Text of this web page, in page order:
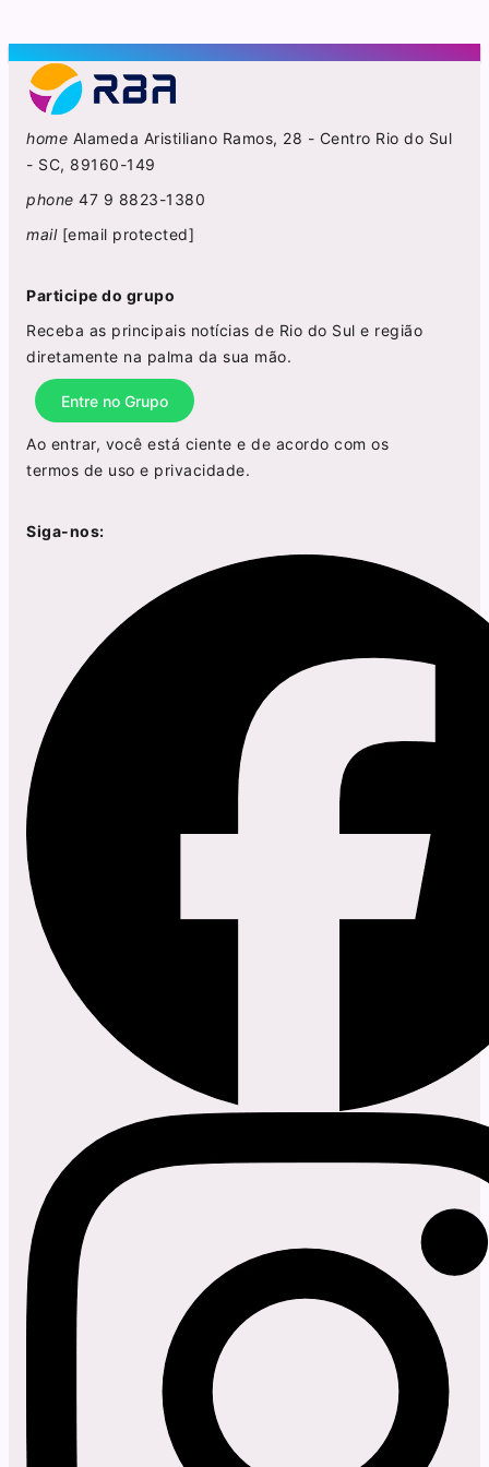
home Alameda Aristiliano Ramos, 28 - Centro Rio do Sul
- SC, 89160-149
phone 47 9 8823-1380
mail [email protected]
Participe do grupo
Receba as principais notícias de Rio do Sul e região
diretamente na palma da sua mão.
Entre no Grupo
Ao entrar, você está ciente e de acordo com os
termos de uso e privacidade.
Siga-nos: